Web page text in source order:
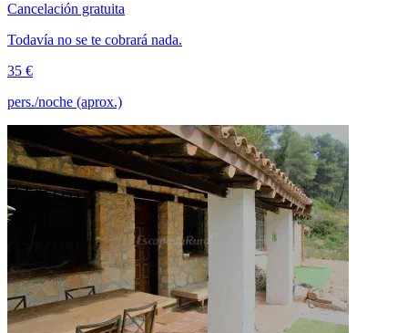
Cancelación gratuita
Todavía no se te cobrará nada.
35 €
pers./noche (aprox.)